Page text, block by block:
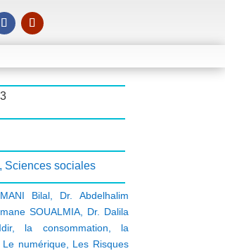
Sciences sociales
Bilal, Dr. Abdelhalim
SOUALMIA, Dr. Dalila
, la consommation, la
Le numérique, Les Risques